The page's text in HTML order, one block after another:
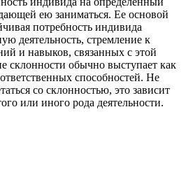
ею заниматься. Ее основой
потребность индивида
деятельность, стремление к
и навыков, связанных с этой
склонности обычно выступает как
способностей. Не
со склонностью, это зависит
или иного рода деятельности.